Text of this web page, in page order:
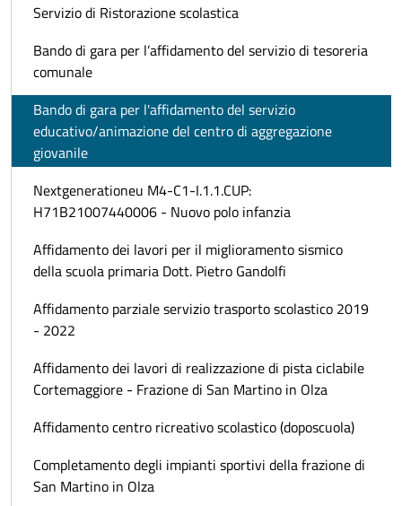
Servizio di Ristorazione scolastica
Bando di gara per l’affidamento del servizio di tesoreria
comunale
Bando di gara per l'affidamento del servizio
educativo/animazione del centro di aggregazione
giovanile
Nextgenerationeu M4-C1-I.1.1.CUP:
H71B21007440006 - Nuovo polo infanzia
Affidamento dei lavori per il miglioramento sismico
della scuola primaria Dott. Pietro Gandolfi
Affidamento parziale servizio trasporto scolastico 2019
- 2022
Affidamento dei lavori di realizzazione di pista ciclabile
Cortemaggiore - Frazione di San Martino in Olza
Affidamento centro ricreativo scolastico (doposcuola)
Completamento degli impianti sportivi della frazione di
San Martino in Olza